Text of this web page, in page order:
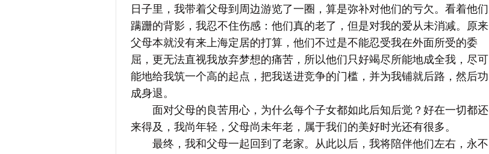
日子里，我带着父母到周边游览了一圈，算是弥补对他们的亏欠。看着他们
蹒跚的背影，我忍不住伤感：他们真的老了，但是对我的爱从未消减。原来
父母本就没有来上海定居的打算，他们不过是不能忍受我在外面所受的委
屈，更无法直视我放弃梦想的痛苦，所以他们只好竭尽所能地成全我，尽可
能地给我筑一个高的起点，把我送进竞争的门槛，并为我铺就后路，然后功
成身退。
面对父母的良苦用心，为什么每个子女都如此后知后觉？好在一切都还
来得及，我尚年轻，父母尚未年老，属于我们的美好时光还有很多。
最终，我和父母一起回到了老家。从此以后，我将陪伴他们左右，永不